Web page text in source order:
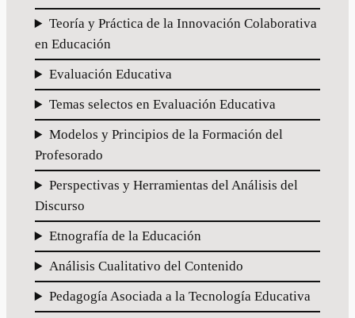
Teoría y Práctica de la Innovación Colaborativa
en Educación
Evaluación Educativa
Temas selectos en Evaluación Educativa
Modelos y Principios de la Formación del
Profesorado
Perspectivas y Herramientas del Análisis del
Discurso
Etnografía de la Educación
Análisis Cualitativo del Contenido
Pedagogía Asociada a la Tecnología Educativa